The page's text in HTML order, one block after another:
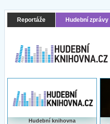
Reportáže Hudební zprávy
Hudební knihovna